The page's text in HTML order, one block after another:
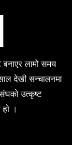
लामो समय
देखी सन्चालनमा
उत्कृष्ट
।